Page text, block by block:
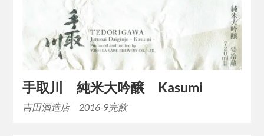
手取川 純米大吟醸 Kasumi
吉田酒造店 2016-9完飲